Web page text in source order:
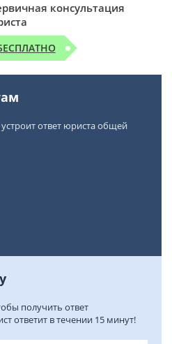
консультация
ответ юриста общей
получить ответ
ответит в течении 15 минут!